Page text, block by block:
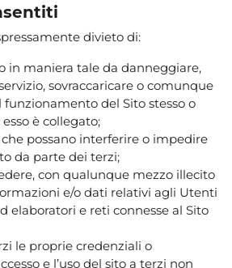
divieto di:
in maniera tale da danneggiare,
sovraccaricare o comunque
del Sito stesso o
è collegato;
possano interferire o impedire
da parte dei terzi;
con qualunque mezzo illecito
e/o dati relativi agli Utenti
elaboratori e reti connesse al Sito
le proprie credenziali o
e l’uso del sito a terzi non